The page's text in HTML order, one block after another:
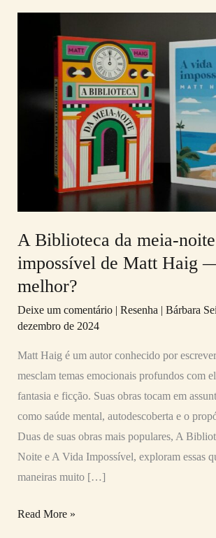
A Biblioteca da meia-
impossível de Matt Haig
melhor?
Deixe um comentário | Resenha | Bárbara
dezembro de 2024
Matt Haig é um autor conhecido por
mesclam temas emocionais profundos com
fantasia e ficção. Suas obras tocam em
como saúde mental, autodescoberta e o
Duas de suas obras mais populares, A
Noite e A Vida Impossível, exploram essas
maneiras muito […]
Biblioteca
Haig
—
Qual
é
o
Read More »